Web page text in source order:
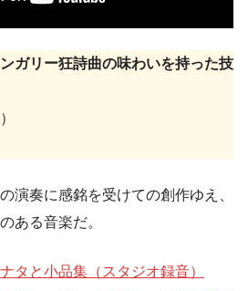
ガリー狂詩曲の味わいを持った技
演奏に感銘を受けての創作ゆえ、
ある音楽だ。
タと小品集（スタジオ録音）